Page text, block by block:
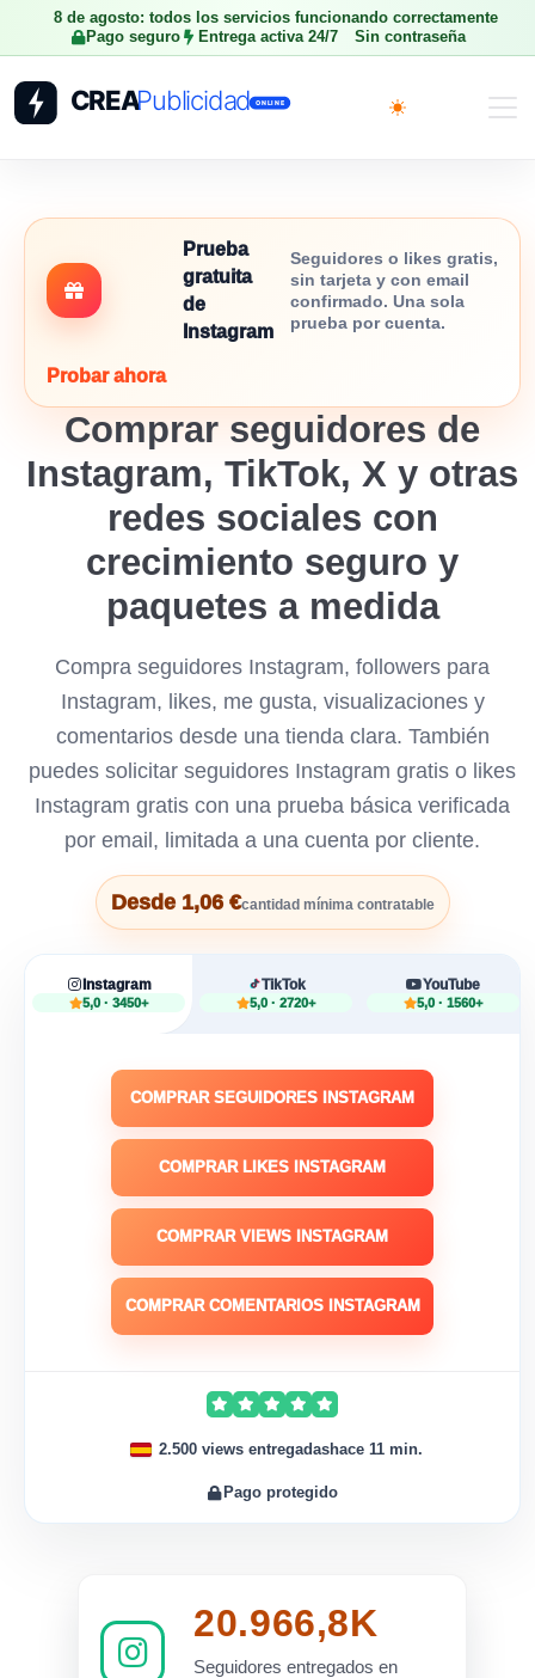
8 de agosto: todos los servicios funcionando correctamente
Pago seguro
Entrega activa 24/7 Sin contraseña
Toggle theme
Comprar seguidores de
Instagram, TikTok, X y otras
redes sociales con
crecimiento seguro y
paquetes a medida
Compra seguidores Instagram, followers para
Instagram, likes, me gusta, visualizaciones y
comentarios desde una tienda clara. También
puedes solicitar seguidores Instagram gratis o likes
Instagram gratis con una prueba básica verificada
por email, limitada a una cuenta por cliente.
Desde 1,06 €cantidad mínima contratable
Prueba
gratuita
de
Instagram
Seguidores o likes gratis,
sin tarjeta y con email
confirmado. Una sola
prueba por cuenta.
Probar ahora
Instagram
5,0 · 3450+
TikTok
5,0 · 2720+
YouTube
5,0 · 1560+
COMPRAR SEGUIDORES INSTAGRAM
COMPRAR LIKES INSTAGRAM
COMPRAR VIEWS INSTAGRAM
COMPRAR COMENTARIOS INSTAGRAM
2.500 views entregadashace 11 min.
Pago protegido
20.966,8K
Seguidores entregados en